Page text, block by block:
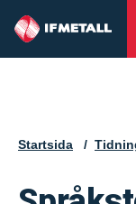
Startsida